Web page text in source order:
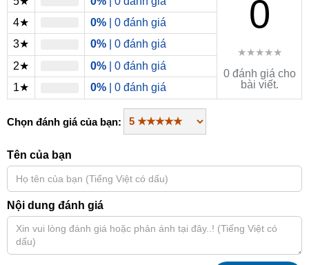
0
★★★★★
0 đánh giá cho
bài viết.
4★ 0% | 0 đánh giá
3★
0% | 0 đánh giá
2★
0% | 0 đánh giá
1★
0% | 0 đánh giá
Chọn đánh giá của bạn:
Tên của bạn
Nội dung đánh giá